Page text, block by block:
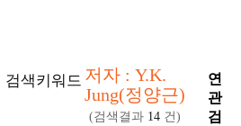
검색키워드 저자 : Y.K.
Jung(정양근)
(검색결과 14 건)
연
관
검